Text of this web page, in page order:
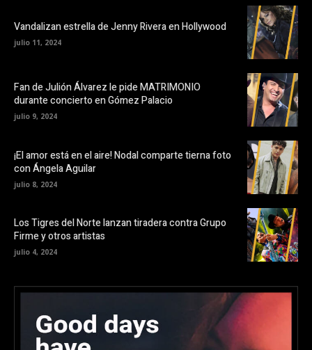
Vandalizan estrella de Jenny Rivera en Hollywood
julio 11, 2024
Fan de Julión Álvarez le pide MATRIMONIO
durante concierto en Gómez Palacio
julio 9, 2024
¡El amor está en el aire! Nodal comparte tierna foto
con Ángela Aguilar
julio 8, 2024
Los Tigres del Norte lanzan tiradera contra Grupo
Firme y otros artistas
julio 4, 2024